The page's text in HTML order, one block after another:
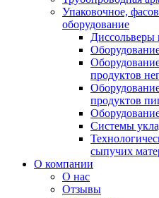
Упаковочное,
оборудование
Диссольверы
продуктов
продуктов
Системы
сыпучих
О компании
О нас
Отзывы